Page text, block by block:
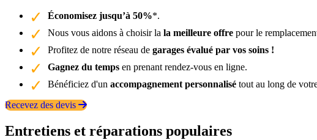
Économisez jusqu’à 50%*.
Nous vous aidons à choisir la la meilleure offre pour le
Profitez de notre réseau de garages évalué par vos soins !
Gagnez du temps en prenant rendez-vous en ligne.
Bénéficiez d'un accompagnement personnalisé tout au long de
Recevez des devis
Entretiens et réparations populaires